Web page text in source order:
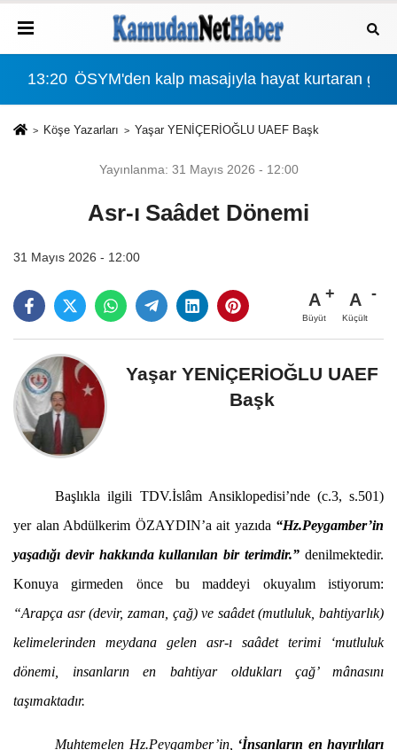
13:20 ÖSYM'den kalp masajıyla hayat kurtaran
Köşe Yazarları Yaşar YENİÇERİOĞLU UAEF Başk
Yayınlanma: 31 Mayıs 2026 - 12:00
Asr-ı Saâdet Dönemi
31 Mayıs 2026 - 12:00
A
Büyüt
A
Küçült
Yaşar YENİÇERİOĞLU UAEF
Başk
Başlıkla ilgili TDV.İslâm Ansiklopedisi’nde (c.3, s.501)
yer alan Abdülkerim ÖZAYDIN’a ait yazıda “Hz.Peygamber’in
yaşadığı devir hakkında kullanılan bir terimdir.” denilmektedir.
Konuya girmeden önce bu maddeyi okuyalım istiyorum:
“Arapça asr (devir, zaman, çağ) ve saâdet (mutluluk, bahtiyarlık)
kelimelerinden meydana gelen asr-ı saâdet terimi ‘mutluluk
dönemi, insanların en bahtiyar oldukları çağ’ mânasını
taşımaktadır.
Muhtemelen Hz.Peygamber’in, ‘İnsanların en hayırlıları